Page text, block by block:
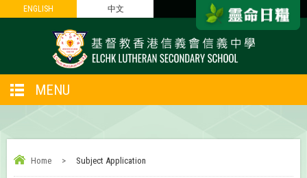
ENGLISH 中文
ENGLISH 中文
MENU
Home > Subject Application